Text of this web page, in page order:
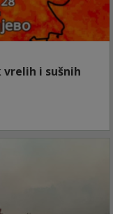
i sušnih